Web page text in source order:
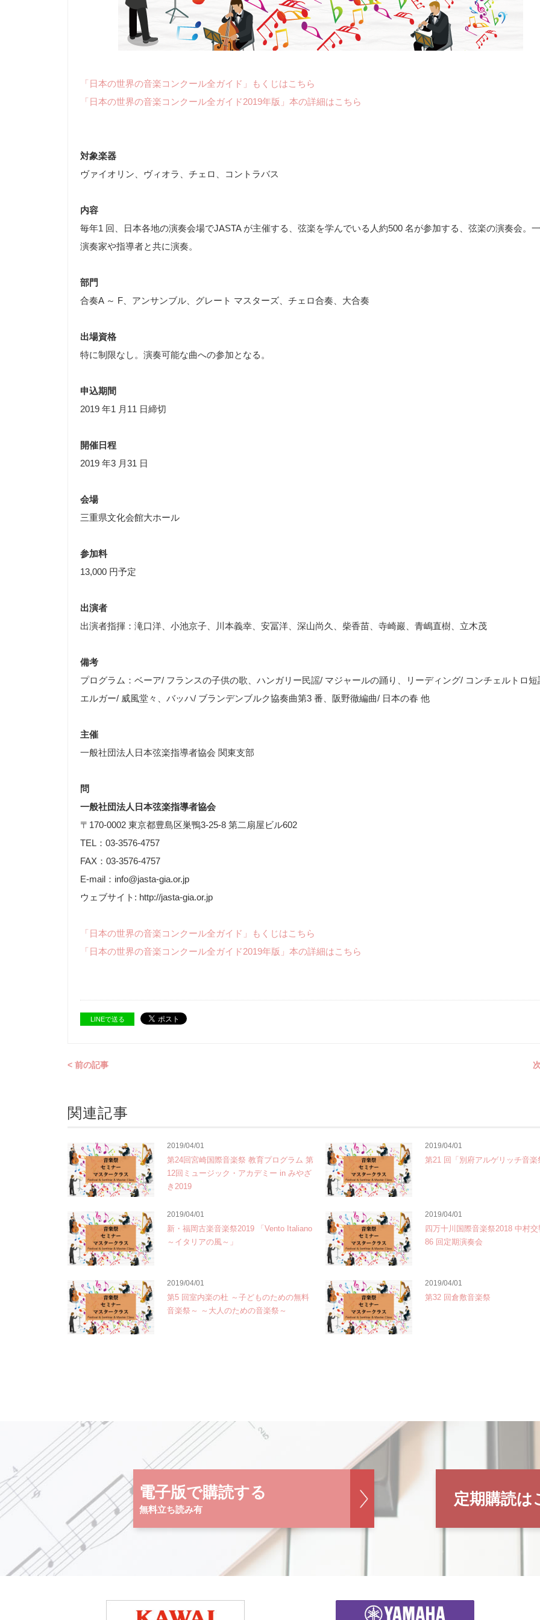
「日本の世界の音楽コンクール全ガイド」もくじはこちら
「日本の世界の音楽コンクール全ガイド2019年版」本の詳細はこちら
対象楽器
ヴァイオリン、ヴィオラ、チェロ、コントラバス
内容
毎年1 回、日本各地の演奏会場でJASTA が主催する、弦楽を学んでいる人約500 名が参加する、弦楽の演奏会。
演奏家や指導者と共に演奏。
部門
合奏A ～ F、アンサンブル、グレート マスターズ、チェロ合奏、大合奏
出場資格
特に制限なし。演奏可能な曲への参加となる。
申込期間
2019 年1 月11 日締切
開催日程
2019 年3 月31 日
会場
三重県文化会館大ホール
参加料
13,000 円予定
出演者
出演者指揮：滝口洋、小池京子、川本義幸、安冨洋、深山尚久、柴香苗、寺崎巖、青嶋直樹、立木茂
備考
プログラム：ベーア/ フランスの子供の歌、ハンガリー民謡/ マジャールの踊り、リーディング/ コンチェルトロ短
エルガー/ 威風堂々、バッハ/ ブランデンブルク協奏曲第3 番、阪野徹編曲/ 日本の春 他
主催
一般社団法人日本弦楽指導者協会 関東支部
問
一般社団法人日本弦楽指導者協会
〒170-0002 東京都豊島区巣鴨3-25-8 第二扇屋ビル602
TEL：03-3576-4757
FAX：03-3576-4757
E-mail：info@jasta-gia.or.jp
ウェブサイト: http://jasta-gia.or.jp
「日本の世界の音楽コンクール全ガイド」もくじはこちら
「日本の世界の音楽コンクール全ガイド2019年版」本の詳細はこちら
LINEで送る
< 前の記事
関連記事
2019/04/01
第24回宮崎国際音楽祭 教育プログラム 第
12回ミュージック・アカデミー in みやざ
き2019
2019/04/01
第21 回「別府アルゲリッチ音楽
2019/04/01
新・福岡古楽音楽祭2019 「Vento Italiano
～イタリアの風～」
2019/04/01
四万十川国際音楽祭2018 中村
86 回定期演奏会
2019/04/01
第5 回室内楽の杜 ～子どものための無料
音楽祭～ ～大人のための音楽祭～
2019/04/01
第32 回倉敷音楽祭
電子版で購読する
無料立ち読み有
定期購読は